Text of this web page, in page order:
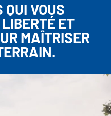
QUI VOUS
ET
MAÎTRISER